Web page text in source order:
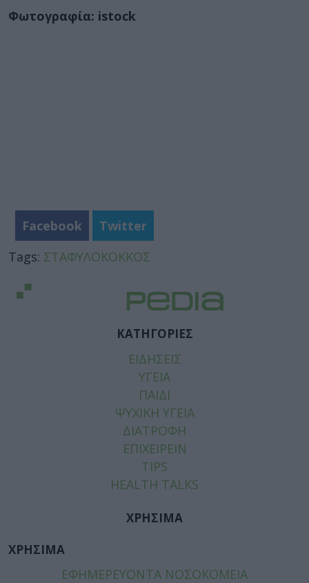
Φωτογραφία: istock
Facebook
Twitter
Tags: ΣΤΑΦΥΛΟΚΟΚΚΟΣ
ΚΑΤΗΓΟΡΙΕΣ
ΕΙΔΗΣΕΙΣ
ΥΓΕΙΑ
ΠΑΙΔΙ
ΨΥΧΙΚΗ ΥΓΕΙΑ
ΔΙΑΤΡΟΦΗ
ΕΠΙΧΕΙΡΕΙΝ
TIPS
HEALTH TALKS
ΧΡΗΣΙΜΑ
ΧΡΗΣΙΜΑ
ΕΦΗΜΕΡΕΥΟΝΤΑ ΝΟΣΟΚΟΜΕΙΑ